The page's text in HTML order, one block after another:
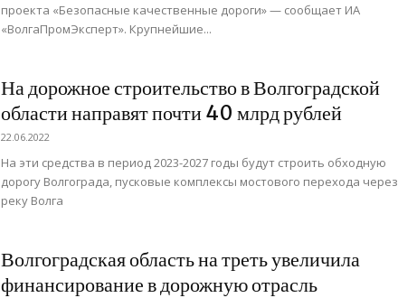
проекта «Безопасные качественные дороги» — сообщает ИА
«ВолгаПромЭксперт». Крупнейшие...
На дорожное строительство в Волгоградской
области направят почти 40 млрд рублей
22.06.2022
На эти средства в период 2023-2027 годы будут строить обходную
дорогу Волгограда, пусковые комплексы мостового перехода через
реку Волга
Волгоградская область на треть увеличила
финансирование в дорожную отрасль